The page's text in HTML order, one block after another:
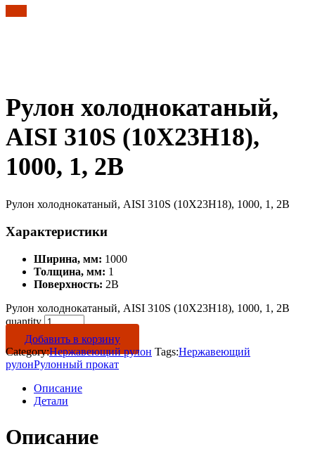
Рулон холоднокатаный,
AISI 310S (10Х23Н18),
1000, 1, 2B
Рулон холоднокатаный, AISI 310S (10Х23Н18), 1000, 1, 2B
Характеристики
Ширина, мм: 1000
Толщина, мм: 1
Поверхность: 2B
Рулон холоднокатаный, AISI 310S (10Х23Н18), 1000, 1, 2B
quantity
Добавить в корзину
Category:Нержавеющий рулон Tags:Нержавеющий
рулонРулонный прокат
Описание
Детали
Описание